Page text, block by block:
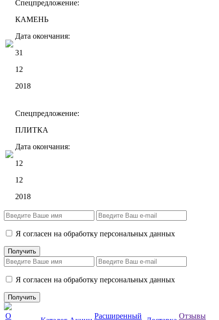
Спецпредложение:
КАМЕНЬ
Дата окончания:
31
12
2018
Спецпредложение:
ПЛИТКА
Дата окончания:
12
12
2018
Я согласен на обработку персональных данных
Я согласен на обработку персональных данных
О Расширенный Отзывы